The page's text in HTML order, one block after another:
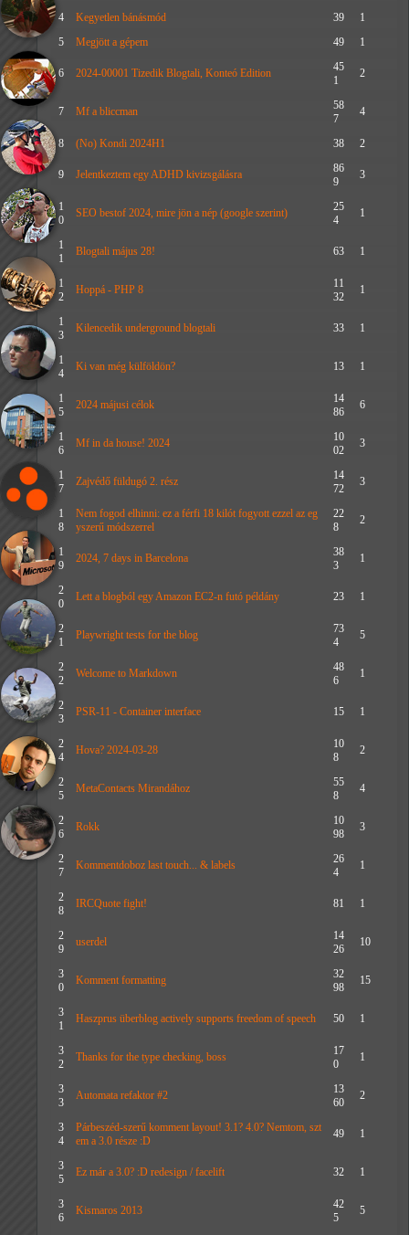
4 Kegyetlen bánásmód 39
1
5
Megjött a gépem 49 1
6 2024-00001 Tizedik Blogtali, Konteó Edition
45
1
2
7 Mf a bliccman
58
7
4
8 (No) Kondi 2024H1 38 2
9 Jelentkeztem egy ADHD kivizsgálásra
86
9
3
1
0
SEO bestof 2024, mire jön a nép (google szerint)
25
4
1
1
1
Blogtali május 28! 63 1
1
2
Hoppá - PHP 8
11
32
1
1
3
Kilencedik underground blogtali 33 1
1
4
Ki van még külföldön? 13 1
1
5
2024 májusi célok
14
86
6
1
6
Mf in da house! 2024
10
02
3
1
7
Zajvédő füldugó 2. rész
14
72
3
1
8
Nem fogod elhinni: ez a férfi 18 kilót fogyott ezzel az eg
yszerű módszerrel
22
8
2
1
9
2024, 7 days in Barcelona
38
3
1
2
0
Lett a blogból egy Amazon EC2-n futó példány 23 1
2
1
Playwright tests for the blog
73
4
5
2
2
Welcome to Markdown
48
6
1
2
3
PSR-11 - Container interface 15 1
2
4
Hova? 2024-03-28
10
8
2
2
5
MetaContacts Mirandához
55
8
4
2
6
Rokk
10
98
3
2
7
Kommentdoboz last touch... & labels
26
4
1
2
8
IRCQuote fight! 81 1
2
9
userdel
14
26
10
3
0
Komment formatting
32
98
15
3
1
Haszprus überblog actively supports freedom of speech 50 1
3
2
Thanks for the type checking, boss
17
0
1
3
3
Automata refaktor #2
13
60
2
3
4
Párbeszéd-szerű komment layout! 3.1? 4.0? Nemtom, szt
em a 3.0 része :D
49 1
3
5
Ez már a 3.0? :D redesign / facelift 32 1
3
6
Kismaros 2013
42
5
5